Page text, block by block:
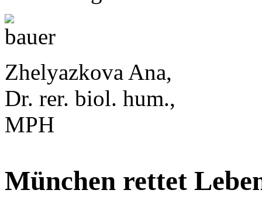
Zhelyazkova Ana,
Dr. rer. biol. hum.,
MPH
München rettet